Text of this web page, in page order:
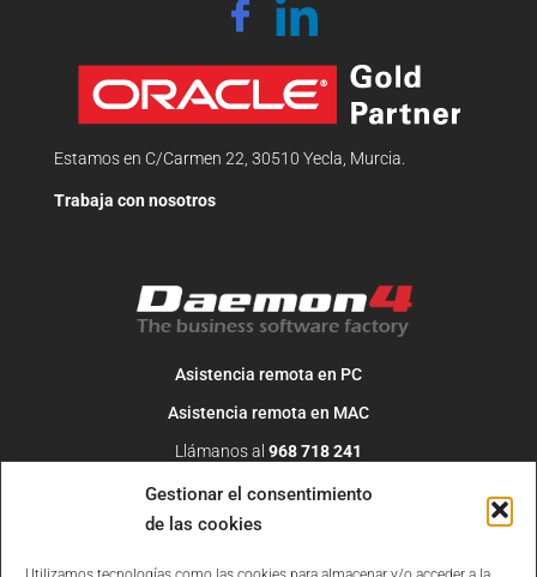
Gestionar el consentimiento
de las cookies
Estamos en C/Carmen 22, 30510 Yecla, Murcia.
Trabaja con nosotros
Asistencia remota en PC
Asistencia remota en MAC
Llámanos al 968 718 241